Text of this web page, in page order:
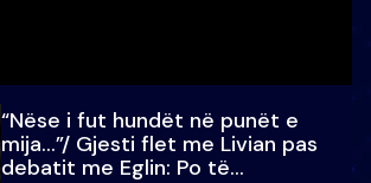
“Nëse i fut hundët në punët e
mija…”/ Gjesti flet me Livian pas
debatit me Eglin: Po të